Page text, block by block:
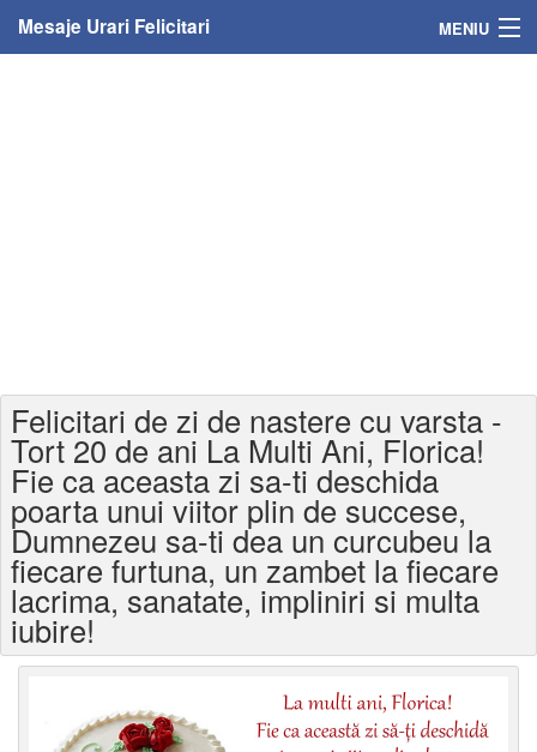
Mesaje Urari Felicitari MENIU
Felicitari varsta
Felicitari zilele anului
Felicitari zile saptamana
Felicitari muzicale
Felicitari muzicale personalizate
Felicitari animate
Felicitari de zi de nastere cu varsta -
Tort 20 de ani La Multi Ani, Florica!
Fie ca aceasta zi sa-ti deschida
poarta unui viitor plin de succese,
Dumnezeu sa-ti dea un curcubeu la
fiecare furtuna, un zambet la fiecare
lacrima, sanatate, impliniri si multa
iubire!